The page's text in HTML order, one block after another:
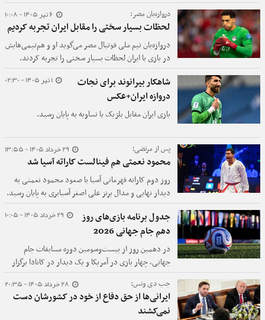
6 تیر 1405 - 10:08 دروازه‌بان مصر:
لحظات بسیار سختی را مقابل ایران تجربه کردیم
دروازه‌بان تیم ملی فوتبال مصر می‌گوید او و هم‌تیمی‌هایش
در بازی با ایران لحظات بسیار سختی را تجربه کردند.
1 تیر 1405 - 02:30
شاهکار بیرانوند برای نجات
دروازه ایران+عکس
بازی ایران مقابل بلژیک با تساویه به پایان رسید.
29 خرداد 1405 - 13:55 پس از مرتضی؛
محمود نعمتی هم فینالست کاراته آسیا شد
روز دوم کاراته قهرمانی آسیا با صعود محمود نعمتی به
دیدار نهایی و مدال برنز علی اصغر آسیابری به پایان رسید.
29 خرداد 1405 - 10:05
جدول برنامه بازی‌های روز
دهم جام جهانی 2026
در دهمین روز از بیست‌وسومین دوره مسابقات جام
جهانی، چهار بازی در آمریکا و یک دیدار در کانادا برگزار
می‌شود.
28 خرداد 1405 - 20:35 جب دی ونس:
ایرانی‌ها از حق دفاع از خود در کشورشان دست
نمی‌کشند